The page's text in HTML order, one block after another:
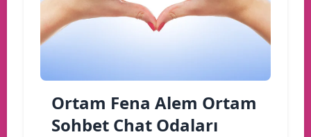
Ortam Fena Alem Ortam
Sohbet Chat Odaları